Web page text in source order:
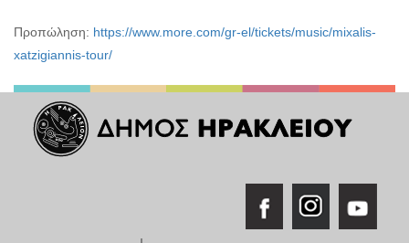
Προπώληση: https://www.more.com/gr-el/tickets/music/mixalis-
xatzigiannis-tour/